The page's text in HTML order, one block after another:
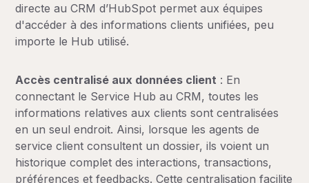
directe au CRM d’HubSpot permet aux équipes
d'accéder à des informations clients unifiées, peu
importe le Hub utilisé.
Accès centralisé aux données client : En
connectant le Service Hub au CRM, toutes les
informations relatives aux clients sont centralisées
en un seul endroit. Ainsi, lorsque les agents de
service client consultent un dossier, ils voient un
historique complet des interactions, transactions,
préférences et feedbacks. Cette centralisation facilite